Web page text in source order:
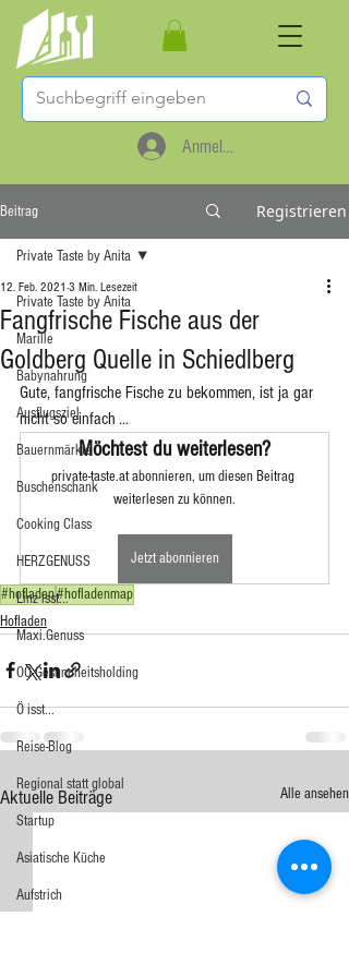
Anmelden
Beitrag Registrieren
Private Taste by Anita
Marille
Babynahrung
Ausflugsziel
Bauernmärkte
Buschenschank
Cooking Class
HERZGENUSS
Linz isst...
Maxi.Genuss
OÖ-Gesundheitsholding
Ö isst...
Reise-Blog
Regional statt global
Startup
Asiatische Küche
Aufstrich
Private Taste by Anita
Fangfrische Fische aus der
Goldberg Quelle in Schiedlberg
12. Feb. 2021 3 Min. Lesezeit
Gute, fangfrische Fische zu bekommen, ist ja gar
nicht so einfach ...
Möchtest du weiterlesen?
private-taste.at abonnieren, um diesen Beitrag
weiterlesen zu können.
Jetzt abonnieren
#hofladen#hofladenmap
Hofladen
Aktuelle Beiträge Alle ansehen